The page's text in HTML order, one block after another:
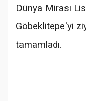
Dünya Mirası
Göbeklitepe'yi
tamamladı.